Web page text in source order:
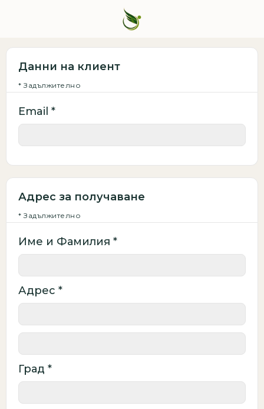
Данни на клиент
* Задължително
Email *
Адрес за получаване
* Задължително
Име и Фамилия *
Адрес *
Град *